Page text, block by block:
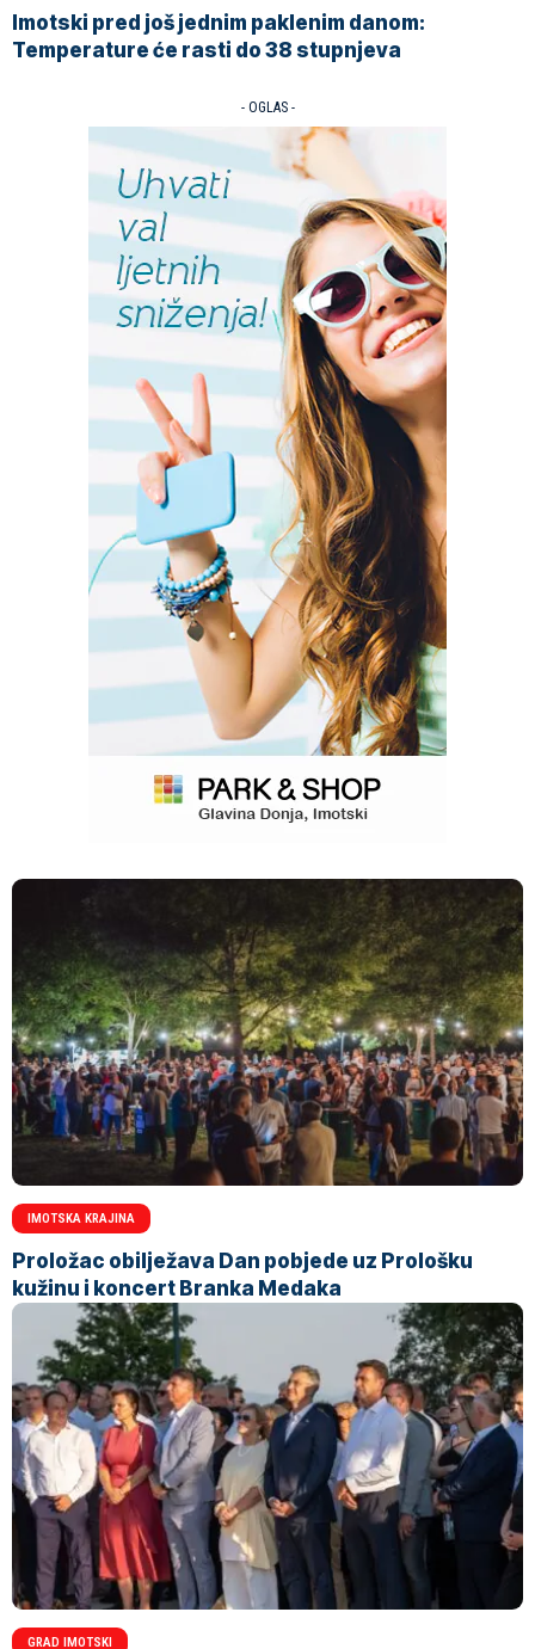
Imotski pred još jednim paklenim danom:
Temperature će rasti do 38 stupnjeva
- OGLAS -
IMOTSKA KRAJINA
Proložac obilježava Dan pobjede uz Prološku
kužinu i koncert Branka Medaka
GRAD IMOTSKI